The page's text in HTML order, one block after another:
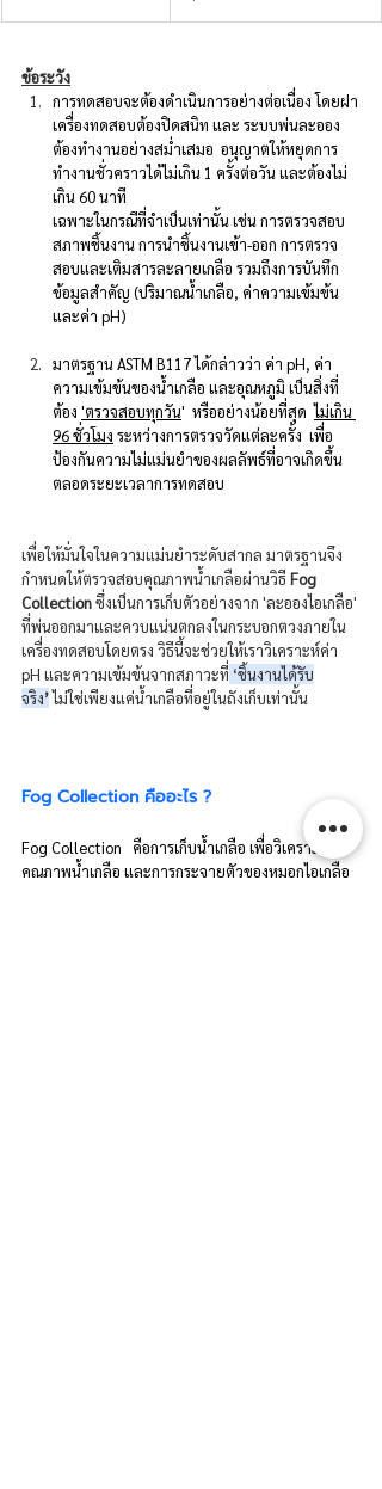
ข้อระวัง
การทดสอบจะต้องดำเนินการอย่างต่อเนื่อง โดยฝา
เครื่องทดสอบต้องปิดสนิท และ ระบบพ่นละออง
ต้องทำงานอย่างสม่ำเสมอ  อนุญาตให้หยุดการ
ทำงานชั่วคราวได้ไม่เกิน 1 ครั้งต่อวัน และต้องไม่
เกิน 60 นาที
เฉพาะในกรณีที่จำเป็นเท่านั้น เช่น การตรวจสอบ
สภาพชิ้นงาน การนำชิ้นงานเข้า-ออก การตรวจ
สอบและเติมสารละลายเกลือ รวมถึงการบันทึก
ข้อมูลสำคัญ (ปริมาณน้ำเกลือ, ค่าความเข้มข้น
และค่า pH)
มาตรฐาน ASTM B117 ได้กล่าวว่า ค่า pH, ค่า
ความเข้มข้นของน้ำเกลือ และอุณหภูมิ เป็นสิ่งที่
ต้อง 'ตรวจสอบทุกวัน'  หรืออย่างน้อยที่สุด ไม่เกิน
96 ชั่วโมง ระหว่างการตรวจวัดแต่ละครั้ง  เพื่อ
ป้องกันความไม่แม่นยำของผลลัพธ์ที่อาจเกิดขึ้น
ตลอดระยะเวลาการทดสอบ
เพื่อให้มั่นใจในความแม่นยำระดับสากล มาตรฐานจึง
กำหนดให้ตรวจสอบคุณภาพน้ำเกลือผ่านวิธี Fog
Collection ซึ่งเป็นการเก็บตัวอย่างจาก 'ละอองไอเกลือ'
ที่พ่นออกมาและควบแน่นตกลงในกระบอกตวงภายใน
เครื่องทดสอบโดยตรง วิธีนี้จะช่วยให้เราวิเคราะห์ค่า
pH และความเข้มข้นจากสภาวะที่ ‘ชิ้นงานได้รับ
จริง’ ไม่ใช่เพียงแค่น้ำเกลือที่อยู่ในถังเก็บเท่านั้น
Fog Collection คืออะไร ?
Fog Collection   คือการเก็บน้ำเกลือ เพื่อวิเคราะห์
คุณภาพน้ำเกลือ และการกระจายตัวของหมอกไอเกลือ